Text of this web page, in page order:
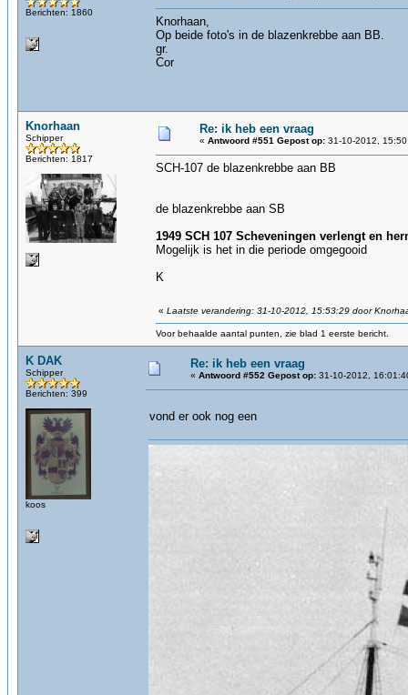
Berichten: 1860
Knorhaan,
Op beide foto's in de blazenkrebbe aan BB.
gr.
Cor
Knorhaan
Schipper
Berichten: 1817
Re: ik heb een vraag
« Antwoord #551 Gepost op: 31-10-2012,
SCH-107 de blazenkrebbe aan BB
de blazenkrebbe aan SB
1949 SCH 107 Scheveningen verlengt en
Mogelijk is het in die periode omgegooid
K
« Laatste verandering: 31-10-2012, 15:53:29 door
Voor behaalde aantal punten, zie blad 1 eerste bericht.
K DAK
Schipper
Berichten: 399
koos
Re: ik heb een vraag
« Antwoord #552 Gepost op: 31-10-2012,
vond er ook nog een